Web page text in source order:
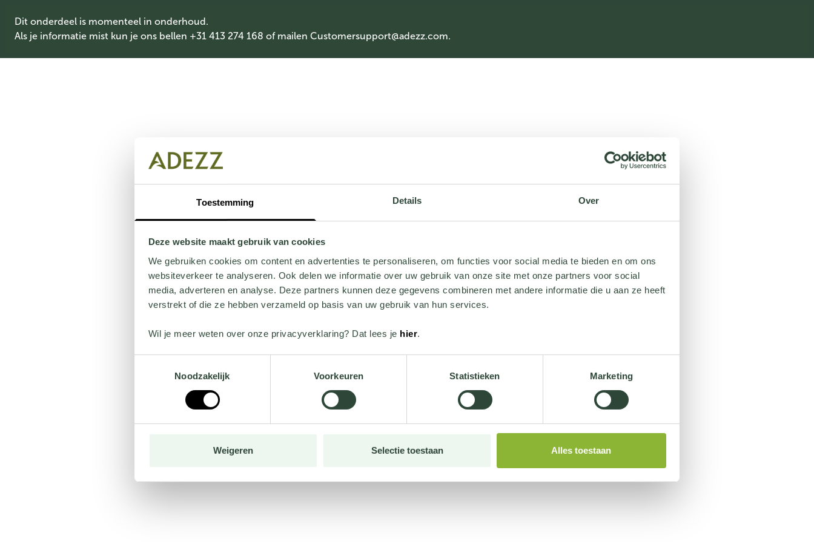
Toestemming Details Over
Deze website maakt gebruik van cookies
We gebruiken cookies om content en advertenties te personaliseren, om functies voor social media te bieden en om ons
websiteverkeer te analyseren. Ook delen we informatie over uw gebruik van onze site met onze partners voor social
media, adverteren en analyse. Deze partners kunnen deze gegevens combineren met andere informatie die u aan ze heeft
verstrekt of die ze hebben verzameld op basis van uw gebruik van hun services.
Wil je meer weten over onze privacyverklaring? Dat lees je hier.
Noodzakelijk
Voorkeuren Statistieken Marketing
Weigeren Selectie toestaan Alles toestaan
Dit onderdeel is momenteel in onderhoud.
Als je informatie mist kun je ons bellen +31 413 274 168 of mailen Customersupport@adezz.com.